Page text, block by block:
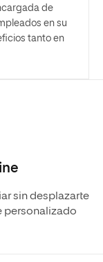
de
en su
tanto en
sin desplazarte
personalizado